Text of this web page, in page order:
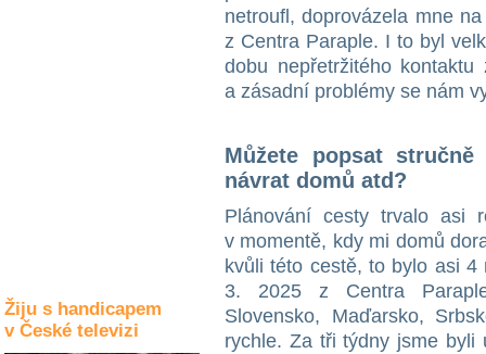
Žiju s handicapem
v České televizi
netroufl, doprovázela mne
z Centra Paraple. I to byl
dobu nepřetržitého
a zásadní problémy se nám
Můžete popsat
návrat domů atd?
Plánování cesty trvalo asi
v momentě, kdy mi domů
kvůli této cestě, to bylo asi
3. 2025 z Centra
Slovensko, Maďarsko,
rychle. Za tři týdny jsme byli